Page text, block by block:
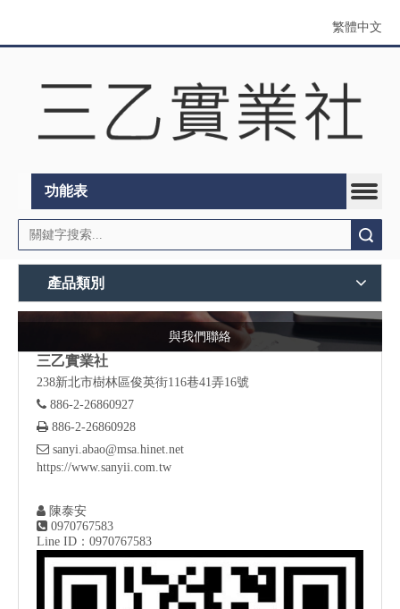
繁體中文
功能表
產品類別
與我們聯絡
三乙實業社
238新北市樹林區俊英街116巷41弄16號
 886-2-26860927
 886-2-26860928
 sanyi.abao@msa.hinet.net
https://www.sanyii.com.tw
 陳泰安
 0970767583
Line ID：0970767583